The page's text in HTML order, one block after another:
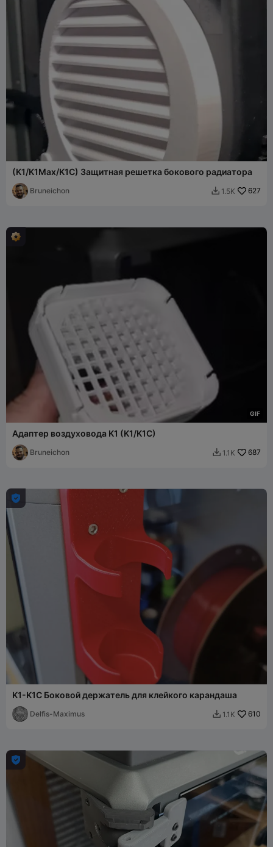
(K1/K1Max/K1C) Защитная решетка бокового радиатора
Bruneichon  1.5K 627
GIF
Адаптер воздуховода K1 (K1/K1C)
Bruneichon  1.1K 687

K1-K1C Боковой держатель для клейкого карандаша
Delfis-Maximus  1.1K 610
